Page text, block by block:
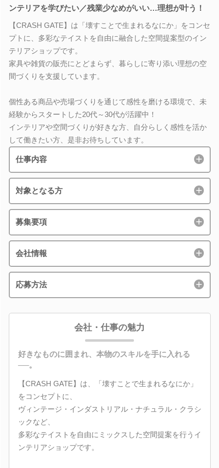
ンテリアを学びたい／残業少なめがいい…理想が叶う！
【CRASH GATE】は「壊すことで生まれるなにか」をコンセ
プトに、多彩なテイストを自由に融合した空間提案型のイン
テリアショップです。
家具や雑貨の販売にとどまらず、暮らしに寄り添い理想の空
間づくりを支援しています。
個性ある商品や売場づくりを通じて感性を磨ける環境で、未
経験からスタートした20代～30代が活躍中！
インテリアや空間づくりが好きな方、自分らしく感性を活か
して働きたい方、是非お待ちしています。
仕事内容
対象となる方
募集要項
会社情報
応募方法
会社・仕事の魅力
好きなものに囲まれ、本物のスキルを手に入れる
──。
【CRASH GATE】は、「壊すことで生まれるなにか」
をコンセプトに、
ヴィンテージ・インダストリアル・ナチュラル・クラシ
ックなど、
多彩なテイストを自由にミックスした空間提案を行うイ
ンテリアショップです。